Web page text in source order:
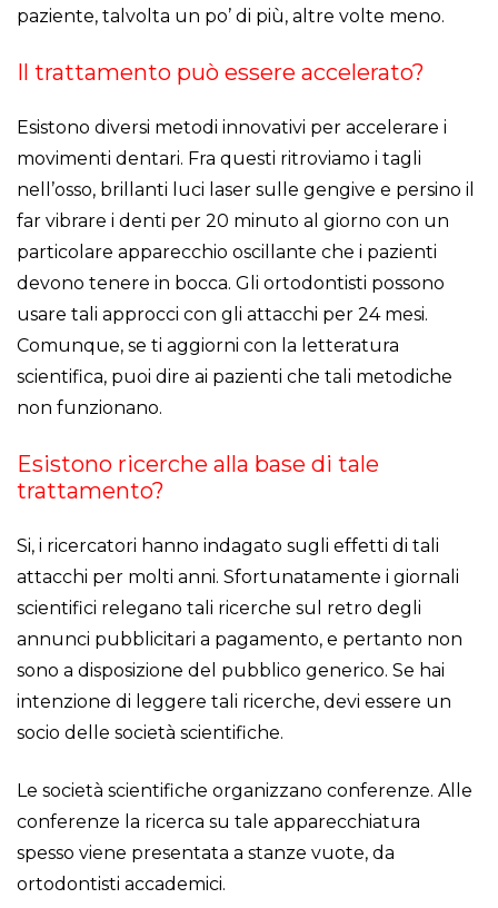
paziente, talvolta un po’ di più, altre volte meno.
Il trattamento può essere accelerato?
Esistono diversi metodi innovativi per accelerare i
movimenti dentari. Fra questi ritroviamo i tagli
nell’osso, brillanti luci laser sulle gengive e persino il
far vibrare i denti per 20 minuto al giorno con un
particolare apparecchio oscillante che i pazienti
devono tenere in bocca. Gli ortodontisti possono
usare tali approcci con gli attacchi per 24 mesi.
Comunque, se ti aggiorni con la letteratura
scientifica, puoi dire ai pazienti che tali metodiche
non funzionano.
Esistono ricerche alla base di tale
trattamento?
Si, i ricercatori hanno indagato sugli effetti di tali
attacchi per molti anni. Sfortunatamente i giornali
scientifici relegano tali ricerche sul retro degli
annunci pubblicitari a pagamento, e pertanto non
sono a disposizione del pubblico generico. Se hai
intenzione di leggere tali ricerche, devi essere un
socio delle società scientifiche.
Le società scientifiche organizzano conferenze. Alle
conferenze la ricerca su tale apparecchiatura
spesso viene presentata a stanze vuote, da
ortodontisti accademici.